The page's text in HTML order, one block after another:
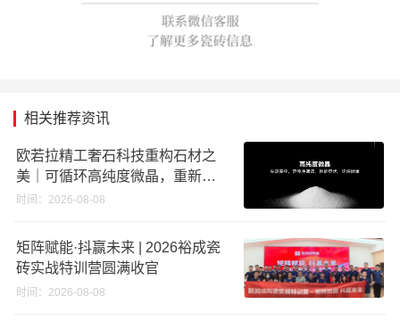
相关推荐资讯
欧若拉精工奢石科技重构石材之
美｜可循环高纯度微晶，重新定
义高端奢石原料
时间：2026-08-08
矩阵赋能·抖赢未来 | 2026裕成瓷
砖实战特训营圆满收官
时间：2026-08-08